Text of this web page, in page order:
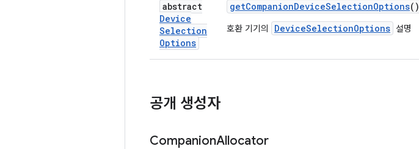
abstract
Device
Selection
Options
getCompanionDeviceSelectionOptions()
호환 기기의 DeviceSelectionOptions 설명
공개 생성자
CompanionAllocator